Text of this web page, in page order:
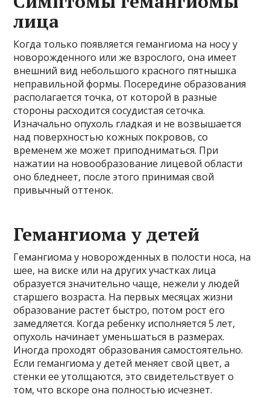
лица
Когда только появляется гемангиома на носу у
новорожденного или же взрослого, она имеет
внешний вид небольшого красного пятнышка
неправильной формы. Посередине образования
располагается точка, от которой в разные
стороны расходится сосудистая сеточка.
Изначально опухоль гладкая и не возвышается
над поверхностью кожных покровов, со
временем же может приподниматься. При
нажатии на новообразование лицевой области
оно бледнеет, после этого принимая свой
привычный оттенок.
Гемангиома у детей
Гемангиома у новорожденных в полости носа, на
шее, на виске или на других участках лица
образуется значительно чаще, нежели у людей
старшего возраста. На первых месяцах жизни
образование растет быстро, потом рост его
замедляется. Когда ребенку исполняется 5 лет,
опухоль начинает уменьшаться в размерах.
Иногда проходят образования самостоятельно.
Если гемангиома у детей меняет свой цвет, а
стенки ее утолщаются, это свидетельствует о
том, что вскоре она полностью исчезнет.